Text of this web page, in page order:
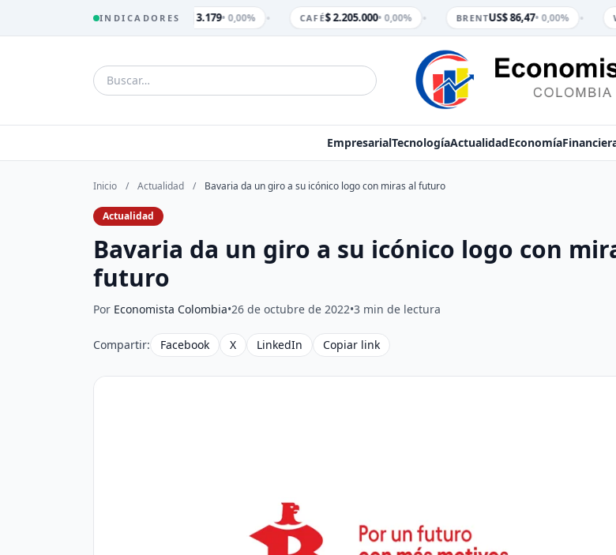
INDICADORES
TRM $ 3.179• 0,00% CAFÉ$ 2.205.000• 0,00% BRENTUS$ 86,47• 0,00%
EmpresarialTecnologíaActualidadEconomía
Inicio / Actualidad / Bavaria da un giro a su icónico logo con miras al futuro
Actualidad
Bavaria da un giro a su icónico logo con
futuro
Por Economista Colombia•26 de octubre de 2022•3 min de lectura
Compartir: Facebook X LinkedIn Copiar link